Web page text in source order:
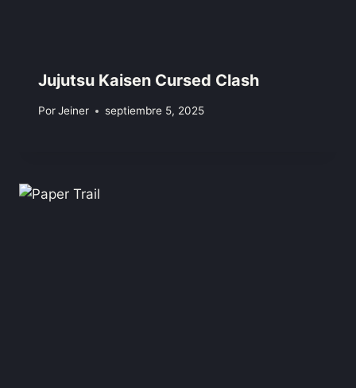
Jujutsu Kaisen Cursed Clash
PorJeiner septiembre 5, 2025